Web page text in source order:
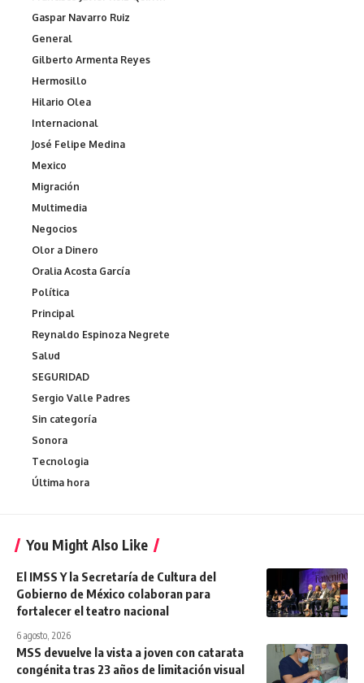
Gaspar Navarro Ruiz
General
Gilberto Armenta Reyes
Hermosillo
Hilario Olea
Internacional
José Felipe Medina
Mexico
Migración
Multimedia
Negocios
Olor a Dinero
Oralia Acosta García
Política
Principal
Reynaldo Espinoza Negrete
Salud
SEGURIDAD
Sergio Valle Padres
Sin categoría
Sonora
Tecnologia
Última hora
You Might Also Like
El IMSS Y la Secretaría de Cultura del
Gobierno de México colaboran para
fortalecer el teatro nacional
6 agosto, 2026
MSS devuelve la vista a joven con catarata
congénita tras 23 años de limitación visual